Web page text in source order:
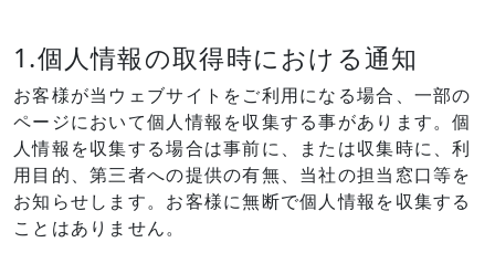
1.個人情報の取得時における通知
お客様が当ウェブサイトをご利用になる場合、一部の
ページにおいて個人情報を収集する事があります。個
人情報を収集する場合は事前に、または収集時に、利
用目的、第三者への提供の有無、当社の担当窓口等を
お知らせします。お客様に無断で個人情報を収集する
ことはありません。